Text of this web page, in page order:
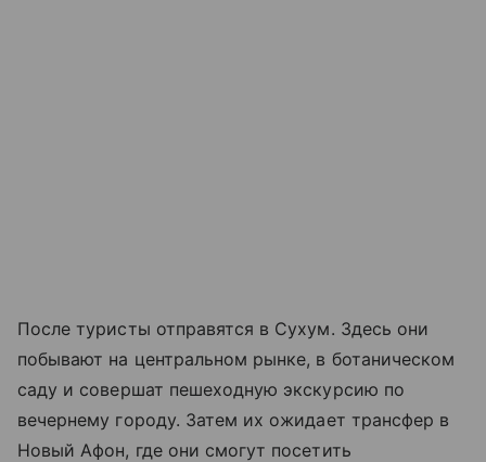
После туристы отправятся в Сухум. Здесь они
побывают на центральном рынке, в ботаническом
саду и совершат пешеходную экскурсию по
вечернему городу. Затем их ожидает трансфер в
Новый Афон, где они смогут посетить